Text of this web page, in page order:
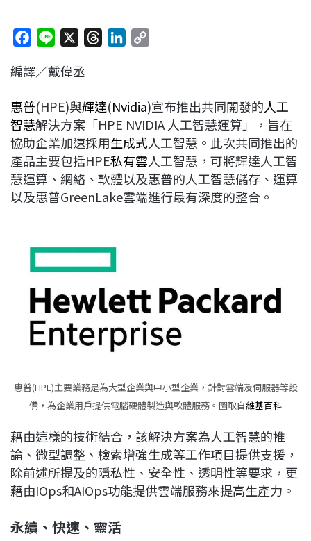
c
b
o
o
k
n
a
d
s
e
d
I
n
L
i
n
k
編譯／戴偉丞
惠普(HPE)與輝達(Nvidia)宣布推出共同開發的人工
智慧解決方案「HPE NVIDIA 人工智慧運算」，旨在
協助企業加速採用生成式人工智慧。此次共同推出的
產品主要包括HPE私有雲人工智慧，可將輝達人工智
慧運算、網絡、軟體以及惠普的人工智慧儲存、運算
以及惠普GreenLake雲端進行最有深度的整合。
惠普(HPE)主要業務是為大型企業與中小型企業，針對雲端及伺服器等設
備，為企業用戶提供電腦硬體製造與軟體服務。圖取自維基百科
藉由這樣的技術結合，該解決方案為人工智慧的推
論、微型調整、檢索增強生成等工作項目提供支援，
除前述所提及的隱私性、安全性、透明性等要求，更
藉由IOps和AIOps功能提供雲端服務來提高生產力。
永續、快速、靈活